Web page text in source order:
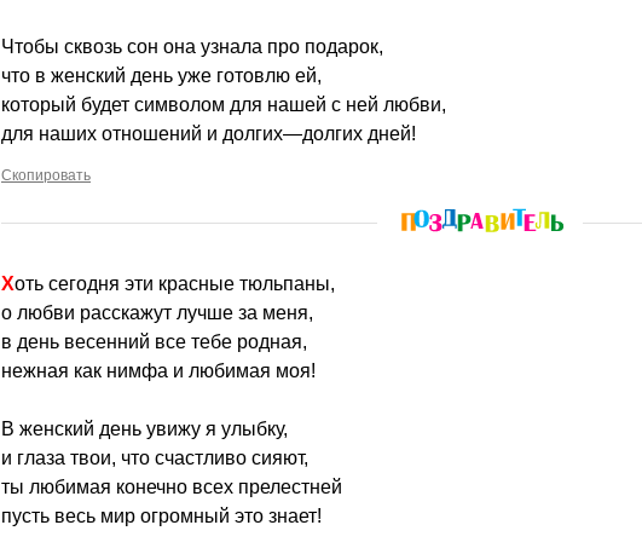
Чтобы сквозь сон она узнала про подарок,
что в женский день уже готовлю ей,
который будет символом для нашей с ней любви,
для наших отношений и долгих—долгих дней!
Скопировать
Хоть сегодня эти красные тюльпаны,
о любви расскажут лучше за меня,
в день весенний все тебе родная,
нежная как нимфа и любимая моя!
В женский день увижу я улыбку,
и глаза твои, что счастливо сияют,
ты любимая конечно всех прелестней
пусть весь мир огромный это знает!